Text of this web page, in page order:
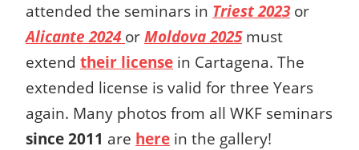
attended the seminars in Triest 2023or
Alicante 2024 or Moldova 2025must
extend their license in Cartagena. The
extended license is valid for three Years
again. Many photos from all WKF seminars
since 2011 are here in the gallery!